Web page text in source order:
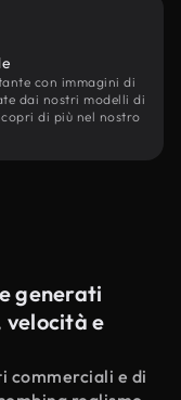
con immagini di
dai nostri modelli di
di più nel nostro
generati
e
commerciali e di